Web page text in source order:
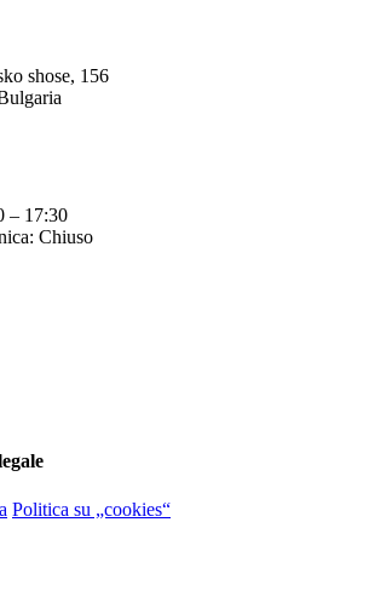
shose, 156
– 17:30
Chiuso
Politica su „cookies“